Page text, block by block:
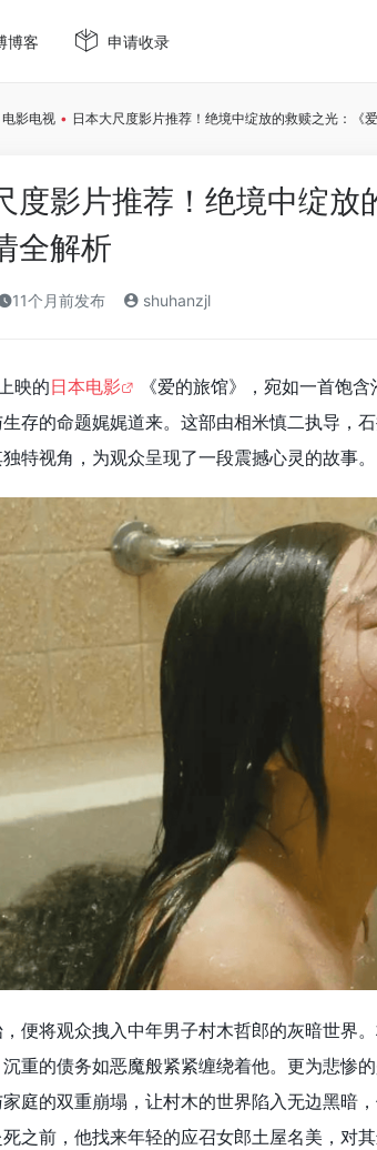
博客 申请收录
电影电视 • 日本大尺度影片推荐！绝境中绽放的救赎之光：《
度影片推荐！绝境中绽放
全解析
11个月前发布 shuhanzjl
映的日本电影
《爱的旅馆》，宛如一首饱
存的命题娓娓道来。这部由相米慎二执导，
特视角，为观众呈现了一段震撼心灵的故事。
便将观众拽入中年男子村木哲郎的灰暗世界
重的债务如恶魔般紧紧缠绕着他。更为悲惨
庭的双重崩塌，让村木的世界陷入无边黑暗
之前，他找来年轻的应召女郎土屋名美，对